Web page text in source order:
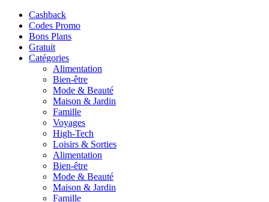
Cashback
Codes Promo
Bons Plans
Gratuit
Catégories
Alimentation
Bien-être
Mode & Beauté
Maison & Jardin
Famille
Voyages
High-Tech
Loisirs & Sorties
Alimentation
Bien-être
Mode & Beauté
Maison & Jardin
Famille